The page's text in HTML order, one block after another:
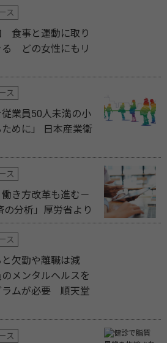
ス
食事と運動に取り
る どの女性にもリ
ス
従業員50人未満の小
めに」 日本産業衛
ス
き方改革も進む－
の分析」厚労省より
ス
欠勤や離職は減
メンタルヘルスを
ムが必要 順天堂
ス